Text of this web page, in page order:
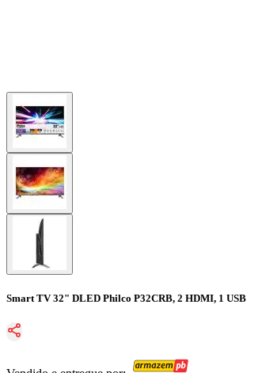
Smart TV 32" DLED Philco P32CRB, 2 HDMI, 1 USB